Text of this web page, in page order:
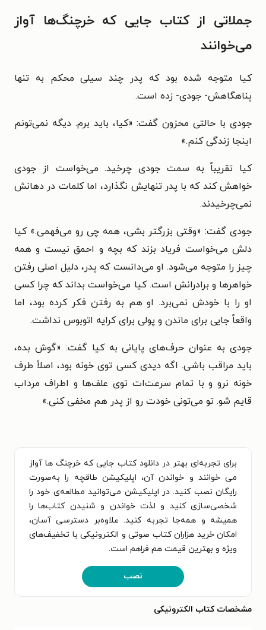
جملاتی از کتاب جایی که خرچنگ‌ها آواز
می‌خوانند
کیا متوجه شده بود که پدر چند سیلی محکم به تنها
پناهگاهش- جودی- زده است.
جودی با حالتی محزون گفت: «کیا، باید برم. دیگه نمی‌تونم
اینجا زندگی کنم.»
کیا تقریباً به سمت جودی چرخید. می‌خواست از جودی
خواهش کند که با پدر تنهایش نگذارد، اما کلمات در دهانش
نمی‌چرخیدند.
جودی گفت: «وقتی بزرگتر بشی، همه چی رو می‌فهمی.» کیا
دلش می‌خواست فریاد بزند که بچه و احمق نیست و همه
چیز را متوجه می‌شود. او می‌دانست که پدر، دلیل اصلی رفتن
خواهرها و برادرانش است. کیا می‌خواست بداند که چرا کسی
او را با خودش نمی‌برد. او هم به رفتن فکر کرده بود، اما
واقعاً جایی برای ماندن و پولی برای کرایه اتوبوس نداشت.
جودی به عنوان حرف‌های پایانی به کیا گفت: «گوش بده،
باید مراقب باشی. اگه دیدی کسی توی خونه بود، اصلاً طرف
خونه نرو و با تمام سرعت‌ات توی علف‌ها و اطراف مرداب
قایم شو. تو می‌تونی خودت رو از پدر هم مخفی کنی.»
برای تجربه‌ای بهتر در دانلود کتاب جایی که خرچنگ ها آواز
می خوانند و خواندن آن، اپلیکیشن طاقچه را به‌صورت
رایگان نصب کنید. در اپلیکیشن می‌توانید مطالعه‌ی خود را
شخصی‌سازی کنید و لذت خواندن و شنیدن کتاب‌ها را
همیشه و همه‌جا تجربه کنید. علاوه‌بر دسترسی آسان،
امکان خرید هزاران کتاب صوتی و الکترونیکی با تخفیف‌های
ویژه و بهترین قیمت هم فراهم است.
نصب
مشخصات کتاب الکترونیکی